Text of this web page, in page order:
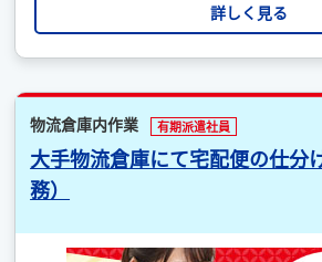
詳しく見る
物流倉庫内作業 有期派遣社員
大手物流倉庫にて宅配便の仕分
務）